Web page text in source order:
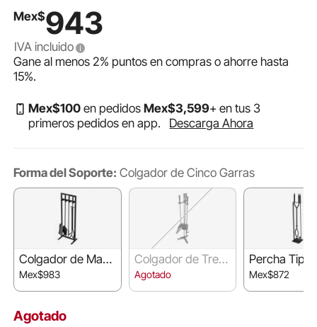
Mex$943
IVA incluido
Gane al menos2% puntos en compras o ahorre hasta
15%.
Mex$100 en pedidosMex$3,599+ en tus 3
primeros pedidos en app.
Descarga Ahora
Forma del Soporte: Colgador de Cinco Garras
Colgador de Marc
o Cuadrado
Mex$983
Colgador de Tres
Garras
Agotado
Percha Tipo
Mex$872
Agotado